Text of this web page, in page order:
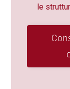
le